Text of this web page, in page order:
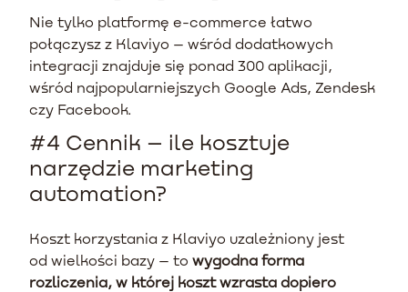
Nie tylko platformę e-commerce łatwo
połączysz z Klaviyo – wśród dodatkowych
integracji znajduje się ponad 300 aplikacji,
wśród najpopularniejszych Google Ads, Zendesk
czy Facebook.
#4 Cennik – ile kosztuje
narzędzie marketing
automation?
Koszt korzystania z Klaviyo uzależniony jest
od wielkości bazy – to wygodna forma
rozliczenia, w której koszt wzrasta dopiero